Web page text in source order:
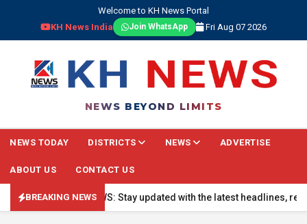
Welcome to KH News Portal
KH News India
Join WhatsApp Fri Aug 07 2026
NEWS BEYOND LIMITS
NEWS TODAY DISTRICTS NEWS ADVERTISE
ABOUT US CONTACT US
BREAKING NEWS
🔴 BREAKING NEWS: Stay updated with the latest headlines,